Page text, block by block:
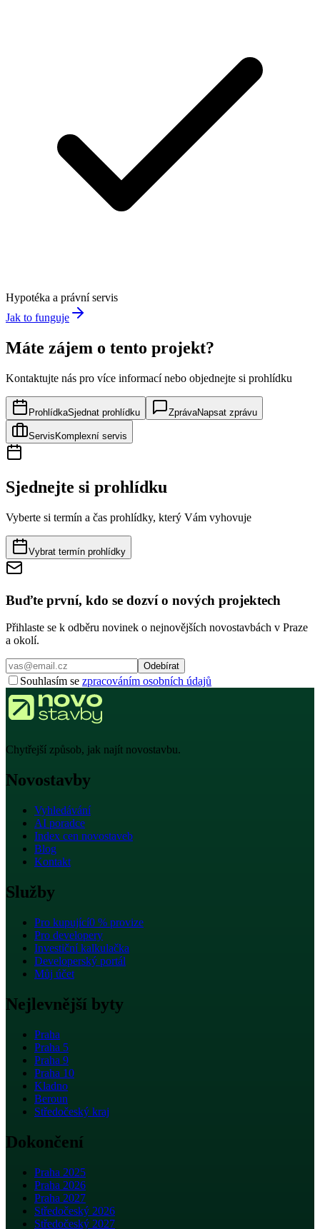
Hypotéka a právní servis
Jak to funguje
Máte zájem o tento projekt?
Kontaktujte nás pro více informací nebo objednejte si prohlídku
ProhlídkaSjednat prohlídku ZprávaNapsat zprávu
Servis Komplexní servis
Sjednejte si prohlídku
Vyberte si termín a čas prohlídky, který Vám vyhovuje
Vybrat termín prohlídky
Buďte první, kdo se dozví o nových projektech
Přihlaste se k odběru novinek o nejnovějších novostavbách v Praze
a okolí.
Odebírat
Souhlasím se zpracováním osobních údajů
Chytřejší způsob, jak najít novostavbu.
Novostavby
Vyhledávání
AI poradce
Index cen novostaveb
Blog
Kontakt
Služby
Pro kupující0 % provize
Pro developery
Investiční kalkulačka
Developerský portál
Můj účet
Nejlevnější byty
Praha
Praha 5
Praha 9
Praha 10
Kladno
Beroun
Středočeský kraj
Dokončení
Praha 2025
Praha 2026
Praha 2027
Středočeský 2026
Středočeský 2027